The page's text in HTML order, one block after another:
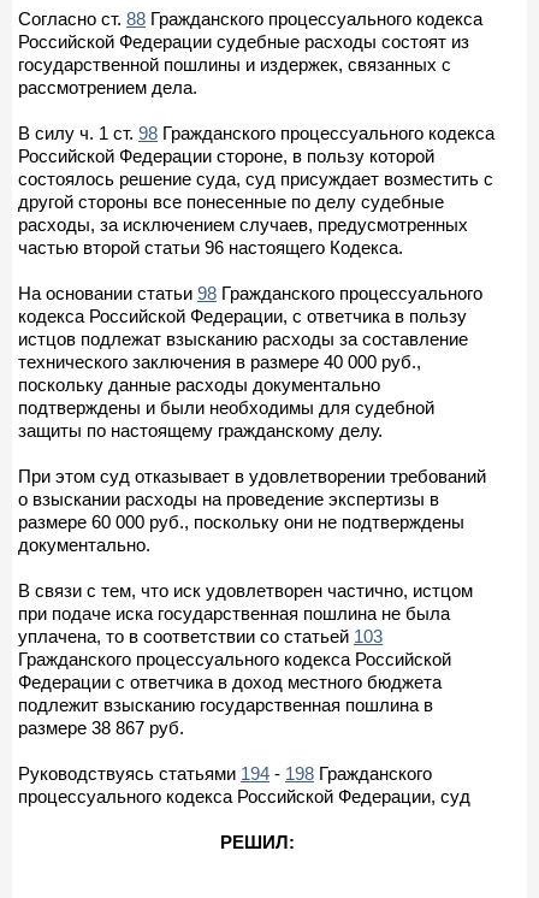
Согласно ст. 88 Гражданского процессуального кодекса
Российской Федерации судебные расходы состоят из
государственной пошлины и издержек, связанных с
рассмотрением дела.
В силу ч. 1 ст. 98 Гражданского процессуального кодекса
Российской Федерации стороне, в пользу которой
состоялось решение суда, суд присуждает возместить с
другой стороны все понесенные по делу судебные
расходы, за исключением случаев, предусмотренных
частью второй статьи 96 настоящего Кодекса.
На основании статьи 98 Гражданского процессуального
кодекса Российской Федерации, с ответчика в пользу
истцов подлежат взысканию расходы за составление
технического заключения в размере 40 000 руб.,
поскольку данные расходы документально
подтверждены и были необходимы для судебной
защиты по настоящему гражданскому делу.
При этом суд отказывает в удовлетворении требований
о взыскании расходы на проведение экспертизы в
размере 60 000 руб., поскольку они не подтверждены
документально.
В связи с тем, что иск удовлетворен частично, истцом
при подаче иска государственная пошлина не была
уплачена, то в соответствии со статьей 103
Гражданского процессуального кодекса Российской
Федерации с ответчика в доход местного бюджета
подлежит взысканию государственная пошлина в
размере 38 867 руб.
Руководствуясь статьями 194 - 198 Гражданского
процессуального кодекса Российской Федерации, суд
РЕШИЛ: